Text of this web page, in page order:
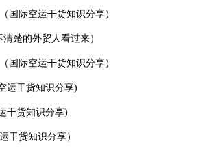
国际空运干货知识分享）
楚的外贸人看过来）
国际空运干货知识分享）
运干货知识分享)
干货知识分享)
干货知识分享）